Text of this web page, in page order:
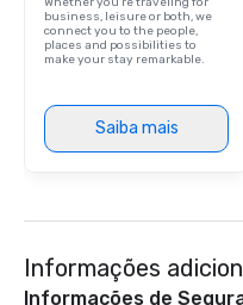
business, leisure or both, we
connect you to the people,
places and possibilities to
make your stay remarkable.
Saiba mais
Informações
Informações de